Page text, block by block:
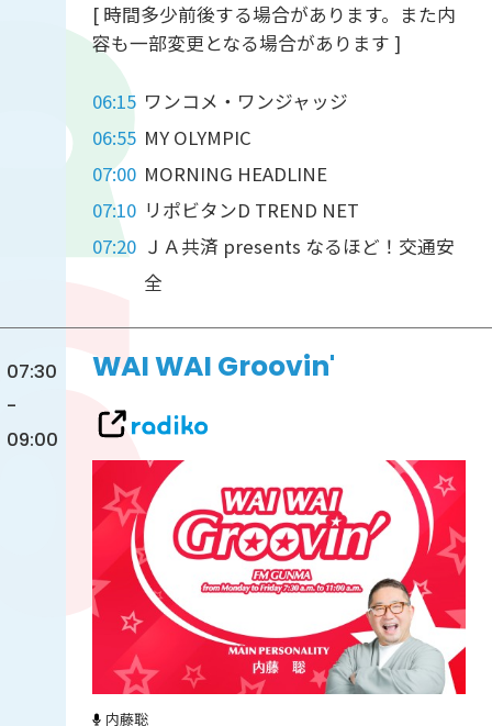
[ 時間多少前後する場合があります。また内
容も一部変更となる場合があります ]
06:15 ワンコメ・ワンジャッジ
06:55 MY OLYMPIC
07:00 MORNING HEADLINE
07:10 リポビタンD TREND NET
07:20 ＪＡ共済 presents なるほど！交通安
全
07:30
-
09:00
WAI WAI Groovin'
内藤聡